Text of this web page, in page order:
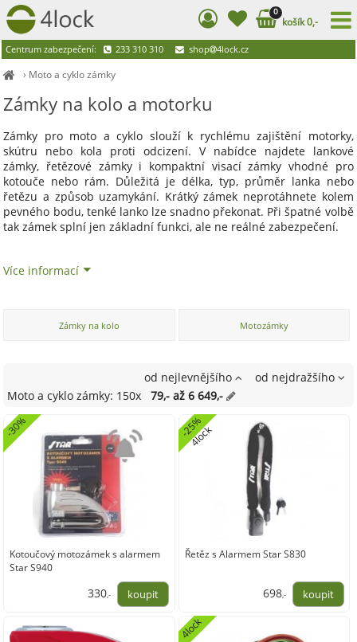
› Moto a cyklo zámky
Zámky na kolo a motorku
Zámky pro moto a cyklo slouží k rychlému zajištění motorky,
skútru nebo kola proti odcizení. V nabídce najdete lankové
zámky, řetězové zámky i kompaktní visací zámky vhodné pro
kotouče nebo rám. Důležitá je délka, typ, průměr lanka nebo
řetězu a způsob uzamykání. Krátký zámek neprotáhnete kolem
pevného bodu, tenké lanko lze snadno překonat. Při špatné volbě
tak zámek splní jen základní funkci, ale ne reálné zabezpečení.
Více informací
Zámky na kolo Motozámky
od nejlevnějšího
od nejdražšího
Moto a cyklo zámky: 150x
79,- až 6 649,-
Kotoučový motozámek s alarmem
Star S940
-30%
330,-
Řetěz s Alarmem Star S830
-
2
5
%
4
l
o
c
k
698,-
4lock
0
košík 0,-
Centrum zabezpečení: 233 310 310 shop 4lock.cz